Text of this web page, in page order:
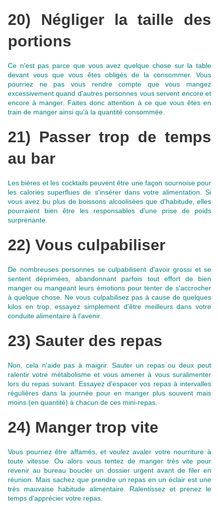
20) Négliger la taille des
portions
Ce n'est pas parce que vous avez quelque chose sur la table
devant vous que vous êtes obligés de la consommer. Vous
pourriez ne pas vous rendre compte que vous mangez
excessivement quand d'autres personnes vous servent encore et
encore à manger. Faites donc attention à ce que vous êtes en
train de manger ainsi qu'à la quantité consommée
21) Passer trop de temps
au bar
Les bières et les cocktails peuvent être une façon sournoise pour
les calories superflues de s'insérer dans votre alimentation. Si
vous avez bu plus de boissons alcoolisées que d'habitude, elles
pourraient bien être les responsables d'une prise de poids
surprenante.
22) Vous culpabiliser
De nombreuses personnes se culpabilisent d'avoir grossi et se
sentent déprimées, abandonnant parfois tout effort de bien
manger ou mangeant leurs émotions pour tenter de s'accrocher
à quelque chose. Ne vous culpabilisez pas à cause de quelques
kilos en trop, essayez simplement d'être meilleurs dans votre
conduite alimentaire à l'avenir.
23) Sauter des repas
Non, cela n'aide pas à maigrir. Sauter un repas ou deux peut
ralentir votre métabolisme et vous amener à vous suralimenter
lors du repas suivant. Essayez d'espacer vos repas à intervalles
régulières dans la journée pour en manger plus souvent mais
moins (en quantité) à chacun de ces mini-repas.
24) Manger trop vite
Vous pourriez être affamés, et voulez avaler votre nourriture à
toute vitesse. Ou alors vous tentez de manger très vite pour
revenir au bureau boucler un dossier urgent avant de filer en
réunion. Mais sachez que prendre un repas en un éclair est une
très mauvaise habitude alimentaire. Ralentissez et prenez le
temps d'apprécier votre repas.